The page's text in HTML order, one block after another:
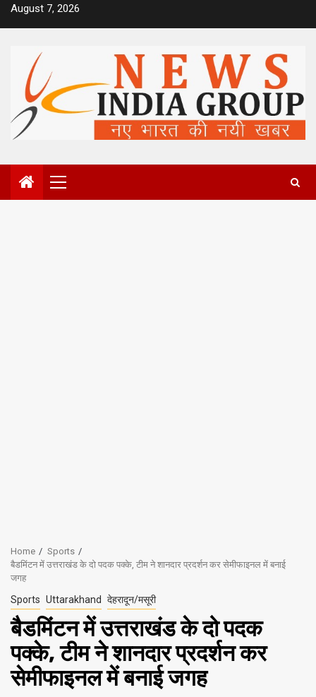
SkipAugust 7, 2026
Primary
Menu
Home
Sports
बैडमिंटन में उत्तराखंड के दो पदक पक्के, टीम ने शानदार प्रदर्शन कर सेमीफाइनल में बनाई
जगह
Sports Uttarakhand देहरादून/मसूरी
बैडमिंटन में उत्तराखंड के दो पदक
पक्के, टीम ने शानदार प्रदर्शन कर
सेमीफाइनल में बनाई जगह